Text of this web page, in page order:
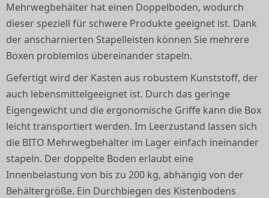
Mehrwegbehälter hat einen Doppelboden, wodurch
dieser speziell für schwere Produkte geeignet ist. Dank
der anscharnierten Stapelleisten können Sie mehrere
Boxen problemlos übereinander stapeln.
Gefertigt wird der Kasten aus robustem Kunststoff, der
auch lebensmittelgeeignet ist. Durch das geringe
Eigengewicht und die ergonomische Griffe kann die Box
leicht transportiert werden. Im Leerzustand lassen sich
die BITO Mehrwegbehälter im Lager einfach ineinander
stapeln. Der doppelte Boden erlaubt eine
Innenbelastung von bis zu 200 kg, abhängig von der
Behältergröße. Ein Durchbiegen des Kistenbodens